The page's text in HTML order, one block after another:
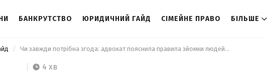
БАНКРУТСТВО ЮРИДИЧНИЙ ГАЙД СІМЕЙНЕ ПРАВО БІЛЬШЕ
Чи завжди потрібна згода: адвокат пояснила правила зйомки людей у громадських місцях
4 хв